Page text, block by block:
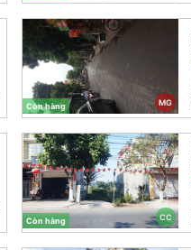
MG
Còn hàng
CC
Còn hàng